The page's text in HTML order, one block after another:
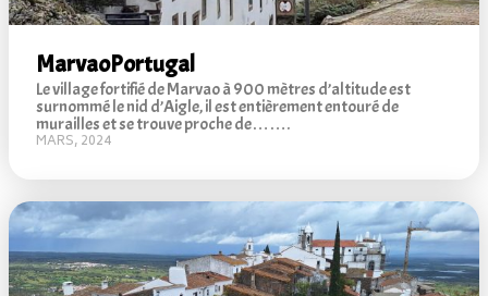
MarvaoPortugal
Le village fortifié de Marvao à 900 mètres d’altitude est
surnommé le nid d’Aigle, il est entièrement entouré de
murailles et se trouve proche de…….
MARS, 2024